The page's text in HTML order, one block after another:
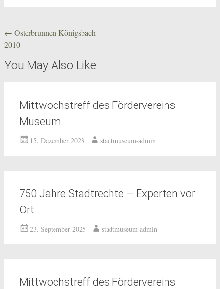
Beitragsnavigation
← Osterbrunnen Königsbach
2010
You May Also Like
Mittwochstreff des Fördervereins
Museum
15. Dezember 2023 stadtmuseum-admin
750 Jahre Stadtrechte – Experten vor
Ort
23. September 2025 stadtmuseum-admin
Mittwochstreff des Fördervereins